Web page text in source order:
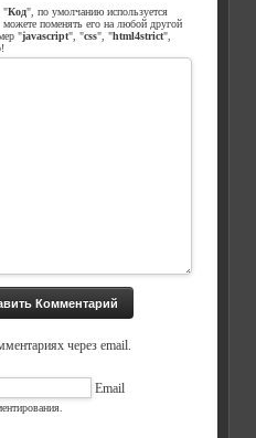
"Код", по умолчанию используется
поменять его на любой другой
"javascript", "css", "html4strict",
через email.
Email